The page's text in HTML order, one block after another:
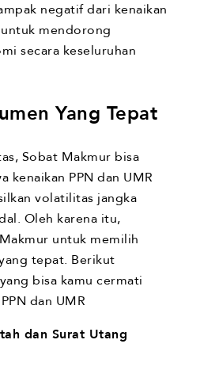
negatif dari kenaikan
mendorong
secara keseluruhan
Yang Tepat
Sobat Makmur bisa
kenaikan PPN dan UMR
volatilitas jangka
Oleh karena itu,
untuk memilih
tepat. Berikut
bisa kamu cermati
dan UMR
dan Surat Utang